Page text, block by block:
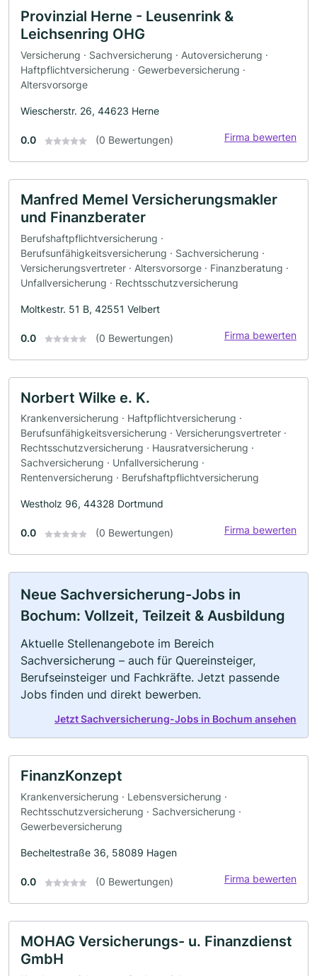
Provinzial Herne - Leusenrink &
Leichsenring OHG
Versicherung · Sachversicherung · Autoversicherung ·
Haftpflichtversicherung · Gewerbeversicherung ·
Altersvorsorge
Wiescherstr. 26, 44623 Herne
0.0 (0 Bewertungen) Firma bewerten
Manfred Memel Versicherungsmakler
und Finanzberater
Berufshaftpflichtversicherung ·
Berufsunfähigkeitsversicherung · Sachversicherung ·
Versicherungsvertreter · Altersvorsorge · Finanzberatung ·
Unfallversicherung · Rechtsschutzversicherung
Moltkestr. 51 B, 42551 Velbert
0.0 (0 Bewertungen) Firma bewerten
Norbert Wilke e. K.
Krankenversicherung · Haftpflichtversicherung ·
Berufsunfähigkeitsversicherung · Versicherungsvertreter ·
Rechtsschutzversicherung · Hausratversicherung ·
Sachversicherung · Unfallversicherung ·
Rentenversicherung · Berufshaftpflichtversicherung
Westholz 96, 44328 Dortmund
0.0 (0 Bewertungen) Firma bewerten
Neue Sachversicherung-Jobs in
Bochum: Vollzeit, Teilzeit & Ausbildung
Aktuelle Stellenangebote im Bereich
Sachversicherung – auch für Quereinsteiger,
Berufseinsteiger und Fachkräfte. Jetzt passende
Jobs finden und direkt bewerben.
Jetzt Sachversicherung-Jobs in Bochum ansehen
FinanzKonzept
Krankenversicherung · Lebensversicherung ·
Rechtsschutzversicherung · Sachversicherung ·
Gewerbeversicherung
Becheltestraße 36, 58089 Hagen
0.0 (0 Bewertungen) Firma bewerten
MOHAG Versicherungs- u. Finanzdienst
GmbH